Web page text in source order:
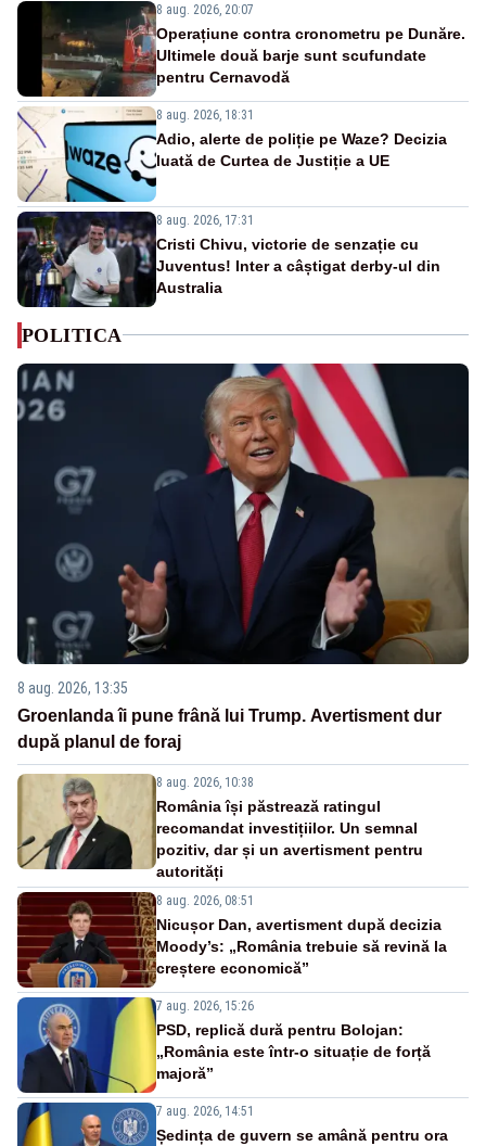
8 aug. 2026, 20:07
Operațiune contra cronometru pe Dunăre.
Ultimele două barje sunt scufundate
pentru Cernavodă
8 aug. 2026, 18:31
Adio, alerte de poliție pe Waze? Decizia
luată de Curtea de Justiție a UE
8 aug. 2026, 17:31
Cristi Chivu, victorie de senzație cu
Juventus! Inter a câștigat derby-ul din
Australia
POLITICA
8 aug. 2026, 13:35
Groenlanda îi pune frână lui Trump. Avertisment dur
după planul de foraj
8 aug. 2026, 10:38
România își păstrează ratingul
recomandat investițiilor. Un semnal
pozitiv, dar și un avertisment pentru
autorități
8 aug. 2026, 08:51
Nicușor Dan, avertisment după decizia
Moody’s: „România trebuie să revină la
creștere economică”
7 aug. 2026, 15:26
PSD, replică dură pentru Bolojan:
„România este într-o situație de forță
majoră”
7 aug. 2026, 14:51
Ședința de guvern se amână pentru ora